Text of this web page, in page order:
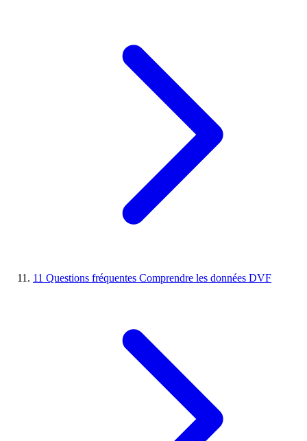
11 Questions fréquentes Comprendre les données DVF